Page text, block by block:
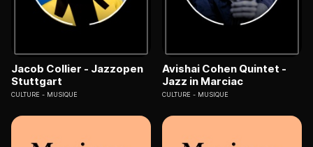
Jacob Collier - Jazzopen
Stuttgart
CULTURE MUSIQUE
Avishai Cohen Quintet -
Jazz in Marciac
CULTURE MUSIQUE